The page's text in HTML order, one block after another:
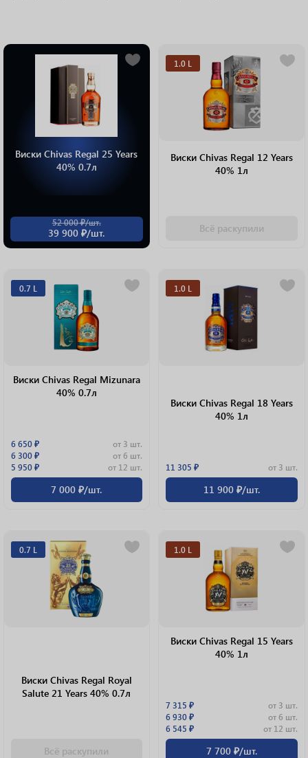
Виски Chivas Regal 25 Years
40% 0.7л
52 000 ₽/шт.
39 900 ₽/шт.
1.0 L
Виски Chivas Regal 12 Years
40% 1л
Всё раскупили
0.7 L
Виски Chivas Regal Mizunara
40% 0.7л
6 650 ₽
от 3 шт.
6 300 ₽
от 6 шт.
5 950 ₽
от 12 шт.
7 000 ₽/шт.
1.0 L
Виски Chivas Regal 18 Years
40% 1л
11 305 ₽ от 3 шт.
11 900 ₽/шт.
0.7 L
Виски Chivas Regal Royal
Salute 21 Years 40% 0.7л
Всё раскупили
1.0 L
Виски Chivas Regal 15 Years
40% 1л
7 315 ₽
от 3 шт.
6 930 ₽
от 6 шт.
6 545 ₽
от 12 шт.
7 700 ₽/шт.